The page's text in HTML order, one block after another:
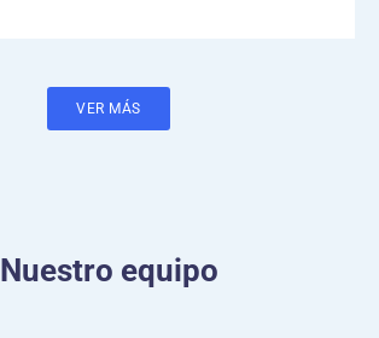
VER MÁS
Nuestro equipo